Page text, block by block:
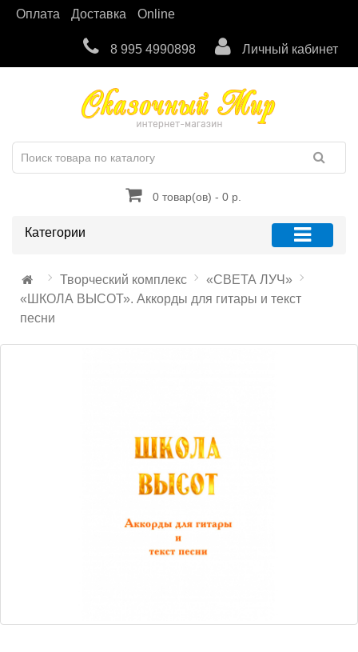
Оплата Доставка Online
8 995 4990898 Личный кабинет
0 товар(ов) - 0 р.
Категории
Творческий комплекс
«СВЕТА ЛУЧ»
«ШКОЛА ВЫСОТ». Аккорды для гитары и текст
песни